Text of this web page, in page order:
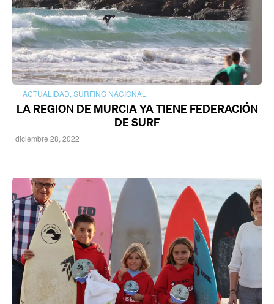
ACTUALIDAD, SURFING NACIONAL
LA REGION DE MURCIA YA TIENE FEDERACIÓN
DE SURF
diciembre 28, 2022